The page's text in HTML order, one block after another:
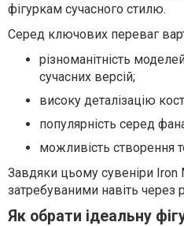
фігуркам сучасного стилю.
Серед ключових переваг
різноманітність
сучасних версій;
високу деталізацію
популярність серед
можливість створення
Завдяки цьому сувеніри
затребуваними навіть через
Як обрати ідеальну